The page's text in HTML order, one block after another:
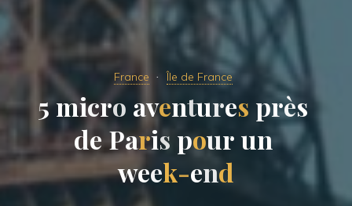
France Île de France
5 mm
icro aven
n tures pr
r ès
dd
eParis pouu
r
r uu
n
week-end